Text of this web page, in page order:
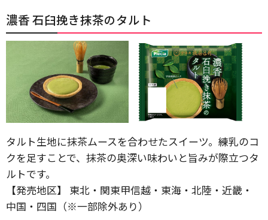
濃香 石臼挽き抹茶のタルト
タルト生地に抹茶ムースを合わせたスイーツ。練乳のコ
クを足すことで、抹茶の奥深い味わいと旨みが際立つタ
ルトです。
【発売地区】 東北・関東甲信越・東海・北陸・近畿・
中国・四国（※一部除外あり）